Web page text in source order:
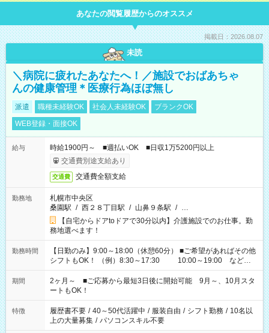
あなたの閲覧履歴からのオススメ
掲載日：2026.08.07
未読
＼病院に疲れたあなたへ！／施設でおばあちゃ
んの健康管理＊医療行為ほぼ無し
派遣 職種未経験OK 社会人未経験OK
ブランクOK
WEB登録・面接OK
給与
時給1900円～ ■週払いOK ■日収1万5200円以上
交通費別途支給あり
交通費 交通費全額支給
勤務地
札幌市中央区
桑園駅 / 西２８丁目駅 / 山鼻９条駅 / …
【自宅からドアtoドアで30分以内】介護施設でのお仕事。勤
務地選べます！
勤務時間
【日勤のみ】9:00～18:00（休憩60分） ■ご希望があればその他
シフトもOK！ （例）8:30～17:30 10:00～19:00 など
「家族とお休みを合わせたい」 「できれば残業はしたくない」
など、あなたのご希望に沿ったお仕事をご紹介します！ ※Wワ
ーク希望の方へ 今ご覧のお仕事で希望する勤務時間と、もう1つ
のお仕事の勤務時間。 合計で週40時間を超える場合は応募でき
ません
期間
2ヶ月～ ■ご応募から最短3日後に開始可能 9月～、10月スタ
ートもOK！
特徴 履歴書不要 / 40～50代活躍中 / 服装自由 / シフト勤務 / 10名以
上の大量募集 / パソコンスキル不要